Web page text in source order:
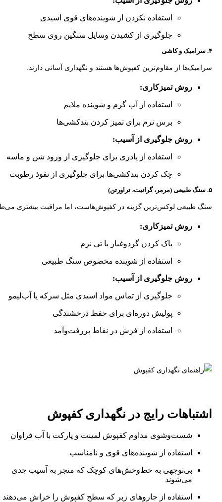
استفاده نکردن از شوینده‌های قوی اسیدی
جلوگیری از کشیدن وسایل سنگین روی سطح
۴. سرامیک و کاشی
سرامیک‌ها از مقاوم‌ترین کفپوش‌ها هستند و نگهداری آسانی دارند.
روش تمیزکاری:
استفاده از آب گرم و شوینده ملایم
برس نرم برای تمیز کردن بندکشی‌ها
روش جلوگیری از آسیب:
استفاده از پادری برای جلوگیری از ورود شن و ماسه
چک کردن بندکشی‌ها برای جلوگیری از نفوذ رطوبت
۵. سنگ طبیعی (مرمر، گرانیت، تراورتن)
سنگ طبیعی لوکس‌ترین گزینه در کفپوش‌هاست، اما مراقبت بیشتری
روش تمیزکاری:
پاک کردن گردوغبار با تی نرم
استفاده از شوینده مخصوص سنگ طبیعی
روش جلوگیری از آسیب:
جلوگیری از تماس مواد اسیدی مثل سرکه یا آب‌لیمو
پولیش دوره‌ای برای حفظ درخشندگی
استفاده از فرش در نقاط پررفت‌وآمد
اشتباهات رایج در نگهداری کفپوش
شست‌وشوی مداوم کفپوش لمینت و پارکت با آب فراوان
استفاده از شوینده‌های قوی و نامناسب
بی‌توجهی به خط‌وخش‌های کوچک که منجر به آسیب جدی
می‌شوند
استفاده از جاروهای زبر که سطح کفپوش را خراش می‌دهند